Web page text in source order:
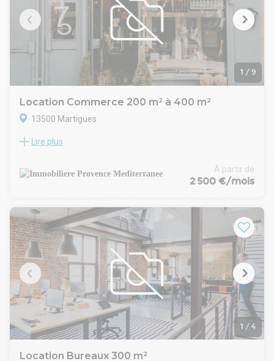
1 / 9
Location Commerce 200 m² à 400 m²
13500 Martigues
Le rez-de-chaussée est idéal pour accueillir une activité
des bureaux ou un espace complémentaire. Le terrain
extérieur libre permet une grande flexibilité pour le
des besoins supplémentaires.
Le site est clos et entièrement sécurisé, avec clôture et
système de surveillance, offrant un environnement
professionnel adapté à diverses activités commerciales.
L’environnement est composé d’entreprises variées,
favorisant les synergies professionnelles.
Cet espace bénéficie d’un emplacement stratégique au
cœur de la zone d’activité de Martigues, dans une zone
dynamique facilement accessible par les principaux axes
routiers. La zone est bien desservie et dispose de
commodités à proximité.
Lire plus
À partir de
2 500 €/mois
1 / 4
Location Bureaux 300 m²